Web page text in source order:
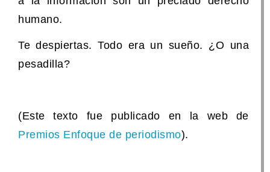
humano.
Te despiertas. Todo era un sueño. ¿O una
pesadilla?
(Este texto fue publicado en la web de
Premios Enfoque de periodismo).